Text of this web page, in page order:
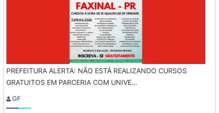
PREFEITURA ALERTA: NÃO ESTÁ REALIZANDO CURSOS
GRATUITOS EM PARCERIA COM UNIVE...
GF